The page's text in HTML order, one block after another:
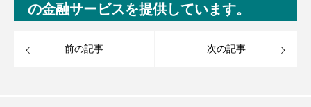
の金融サービスを提供しています。
前の記事 次の記事